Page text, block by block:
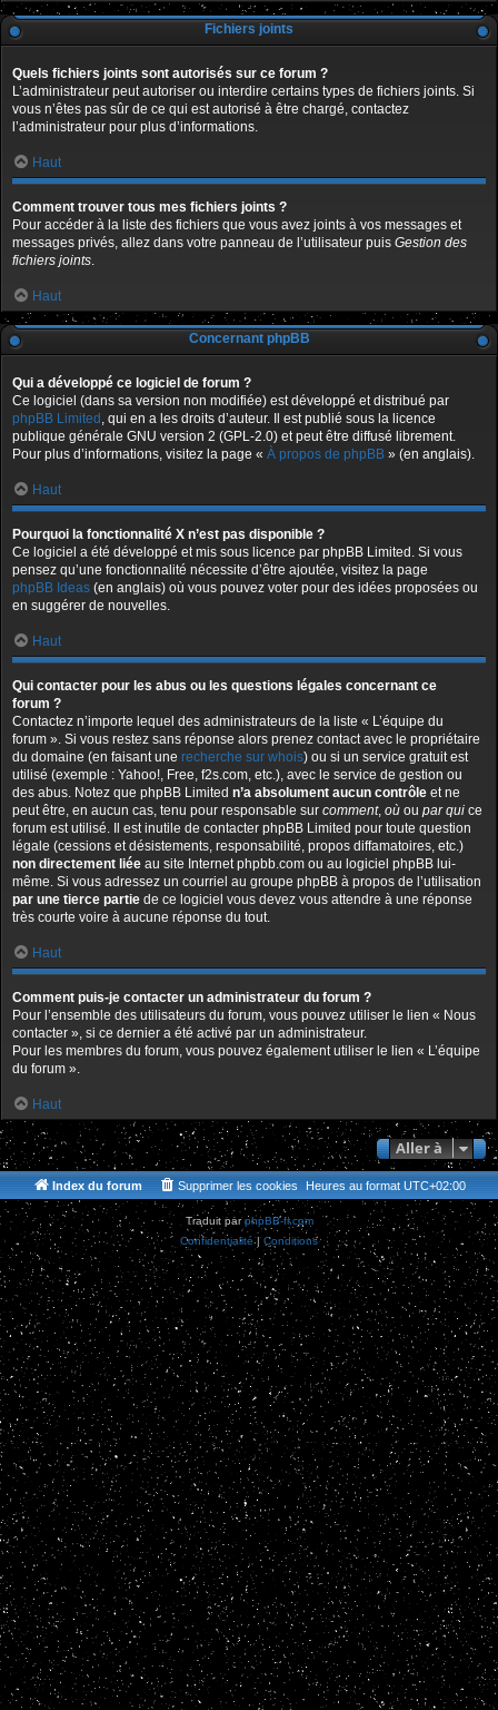
Fichiers joints
Quels fichiers joints sont autorisés sur ce forum ?
L’administrateur peut autoriser ou interdire certains types de fichiers joints. Si
vous n’êtes pas sûr de ce qui est autorisé à être chargé, contactez
l’administrateur pour plus d’informations.
Haut
Comment trouver tous mes fichiers joints ?
Pour accéder à la liste des fichiers que vous avez joints à vos messages et
messages privés, allez dans votre panneau de l’utilisateur puis Gestion des
fichiers joints.
Haut
Concernant phpBB
Qui a développé ce logiciel de forum ?
Ce logiciel (dans sa version non modifiée) est développé et distribué par
phpBB Limited , qui en a les droits d’auteur. Il est publié sous la licence
publique générale GNU version 2 (GPL-2.0) et peut être diffusé librement.
Pour plus d’informations, visitez la page « À propos de phpBB » (en anglais).
Haut
Pourquoi la fonctionnalité X n’est pas disponible ?
Ce logiciel a été développé et mis sous licence par phpBB Limited. Si vous
pensez qu’une fonctionnalité nécessite d’être ajoutée, visitez la page
phpBB Ideas (en anglais) où vous pouvez voter pour des idées proposées ou
en suggérer de nouvelles.
Haut
Qui contacter pour les abus ou les questions légales concernant ce
forum ?
Contactez n’importe lequel des administrateurs de la liste « L’équipe du
forum ». Si vous restez sans réponse alors prenez contact avec le propriétaire
du domaine (en faisant une recherche sur whois) ou si un service gratuit est
utilisé (exemple : Yahoo!, Free, f2s.com, etc.), avec le service de gestion ou
des abus. Notez que phpBB Limited n’a absolument aucun contrôle et ne
peut être, en aucun cas, tenu pour responsable sur comment, où ou par qui ce
forum est utilisé. Il est inutile de contacter phpBB Limited pour toute question
légale (cessions et désistements, responsabilité, propos diffamatoires, etc.)
non directement liée au site Internet phpbb.com ou au logiciel phpBB lui-
même. Si vous adressez un courriel au groupe phpBB à propos de l’utilisation
par une tierce partie de ce logiciel vous devez vous attendre à une réponse
très courte voire à aucune réponse du tout.
Haut
Comment puis-je contacter un administrateur du forum ?
Pour l’ensemble des utilisateurs du forum, vous pouvez utiliser le lien « Nous
contacter », si ce dernier a été activé par un administrateur.
Pour les membres du forum, vous pouvez également utiliser le lien « L’équipe
du forum ».
Haut
Aller à
Index du forum Heures au format UTC+02:00
Supprimer les cookies
Traduit parphpBB-fr.com
Confidentialité|Conditions